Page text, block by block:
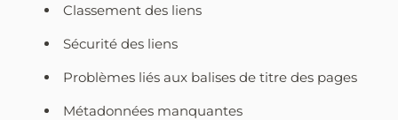
Classement des liens
Sécurité des liens
Problèmes liés aux balises de titre des pages
Métadonnées manquantes